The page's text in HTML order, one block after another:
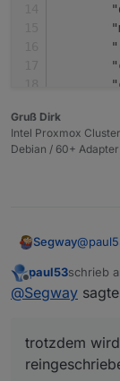
},
Gruß Dirk
Intel Proxmox
Debian / 60+
Segway@
Das
wird in
warum
{
Offline
paul53schrieb
zuletzt
@Segway
trotzdem